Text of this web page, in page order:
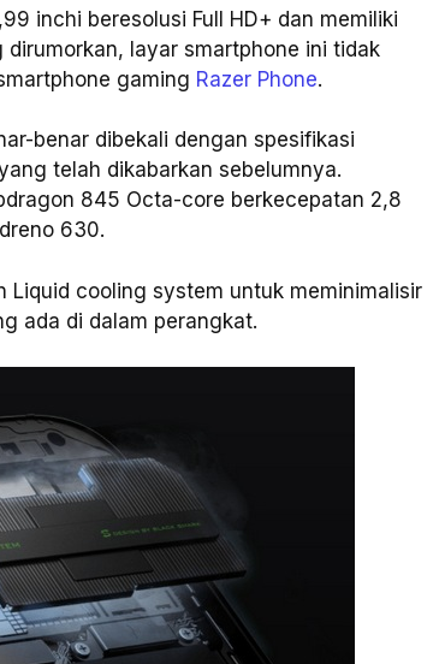
inchi beresolusi Full HD+ dan memiliki
layar smartphone ini tidak
gaming Razer Phone.
benar dibekali dengan spesifikasi
telah dikabarkan sebelumnya.
845 Octa-core berkecepatan 2,8
630.
Liquid cooling system untuk meminimalisir
ada di dalam perangkat.